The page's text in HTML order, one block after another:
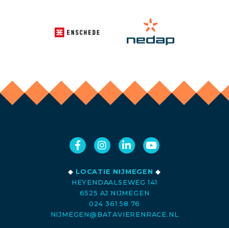
◆ LOCATIE NIJMEGEN ◆
HEYENDAALSEWEG 141
6525 AJ NIJMEGEN
024 361 58 76
NIJMEGEN@BATAVIERENRACE.NL